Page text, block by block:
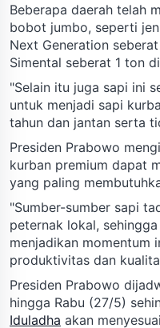
Beberapa daerah telah
bobot jumbo, seperti
Next Generation
Simental seberat 1 ton
"Selain itu juga sapi ini
untuk menjadi sapi
tahun dan jantan serta
Presiden Prabowo
kurban premium dapat
yang paling
"Sumber-sumber sapi
peternak lokal,
menjadikan momentum
produktivitas dan
Presiden Prabowo
hingga Rabu (27/5)
Iduladha akan